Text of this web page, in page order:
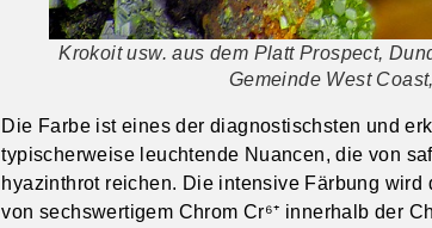
Krokoit usw. aus dem Platt Prospect,
Gemeinde West
Die Farbe ist eines der diagnostischsten und
typischerweise leuchtende Nuancen, die von
hyazinthrot reichen. Die intensive Färbung
von sechswertigem Chrom Cr⁶⁺ innerhalb der